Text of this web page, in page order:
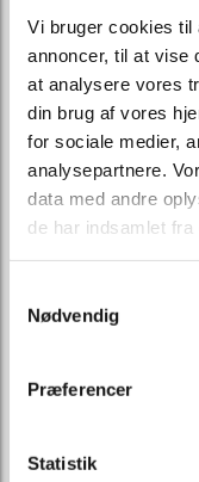
Vi bruger cookies til
annoncer, til at vise
at analysere vores
din brug af vores
for sociale medier,
analysepartnere.
data med andre
de har indsamlet fra
Nødvendig
Præferencer
Statistik